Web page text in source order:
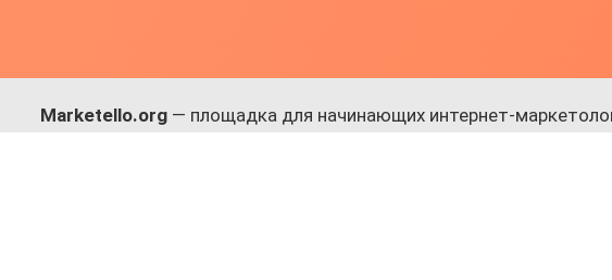
Marketello.org — площадка для начинающих интернет-